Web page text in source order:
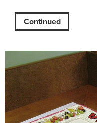
Continued